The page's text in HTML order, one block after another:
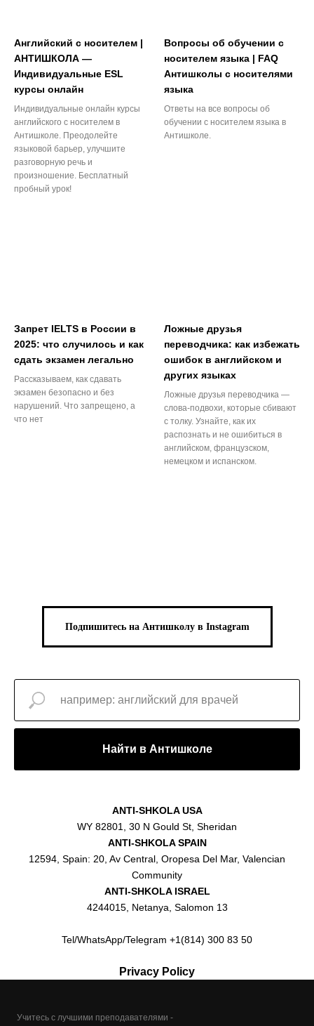
Английский с носителем |
АНТИШКОЛА —
Индивидуальные ESL
курсы онлайн
Индивидуальные онлайн курсы
английского с носителем в
Антишколе. Преодолейте
языковой барьер, улучшите
разговорную речь и
произношение. Бесплатный
пробный урок!
Вопросы об обучении с
носителем языка | FAQ
Антишколы с носителями
языка
Ответы на все вопросы об
обучении с носителем языка в
Антишколе.
Запрет IELTS в России в
2025: что случилось и как
сдать экзамен легально
Рассказываем, как сдавать
экзамен безопасно и без
нарушений. Что запрещено, а
что нет
Ложные друзья
переводчика: как избежать
ошибок в английском и
других языках
Ложные друзья переводчика —
слова-подвохи, которые сбивают
с толку. Узнайте, как их
распознать и не ошибиться в
английском, французском,
немецком и испанском.
Подпишитесь на Антишколу в Instagram
Найти в Антишколе
ANTI-SHKOLA USA
WY 82801, 30 N Gould St, Sheridan
ANTI-SHKOLA SPAIN
12594, Spain: 20, Av Central, Oropesa Del Mar, Valencian
Community
ANTI-SHKOLA ISRAEL
4244015, Netanya, Salomon 13
Tel/WhatsApp/Telegram +1(814) 300 83 50
Privacy Policy
Учитесь с лучшими преподавателями -